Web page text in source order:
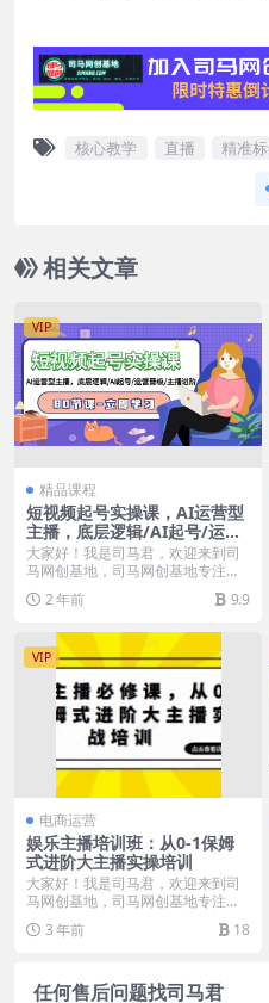
核心教学 直播 精准
相关文章
VIP
精品课程
短视频起号实操课，AI运营型
主播，底层逻辑/AI起号/运营
晋级/主播进阶/80节
大家好！我是司马君，欢迎来到司
马网创基地，司马网创基地专注于
分享海量的互联网项目...
2 年前 9.9
VIP
电商运营
娱乐主播培训班：从0-1保姆
式进阶大主播实操培训
大家好！我是司马君，欢迎来到司
马网创基地，司马网创基地专注于
分享海量的互联网项目...
3 年前 18
任何售后问题找司马君